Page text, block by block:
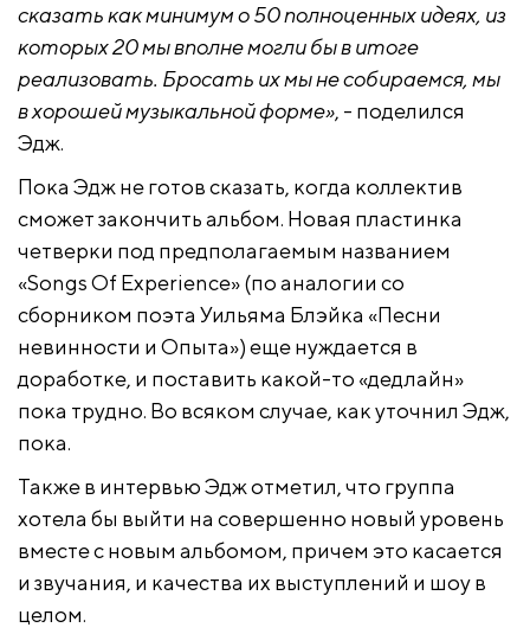
сказать как минимум о 50 полноценных идеях, из
которых 20 мы вполне могли бы в итоге
реализовать. Бросать их мы не собираемся, мы
в хорошей музыкальной форме», - поделился
Эдж.
Пока Эдж не готов сказать, когда коллектив
сможет закончить альбом. Новая пластинка
четверки под предполагаемым названием
«Songs Of Experience» (по аналогии со
сборником поэта Уильяма Блэйка «Песни
невинности и Опыта») еще нуждается в
доработке, и поставить какой-то «дедлайн»
пока трудно. Во всяком случае, как уточнил Эдж,
пока.
Также в интервью Эдж отметил, что группа
хотела бы выйти на совершенно новый уровень
вместе с новым альбомом, причем это касается
и звучания, и качества их выступлений и шоу в
целом.